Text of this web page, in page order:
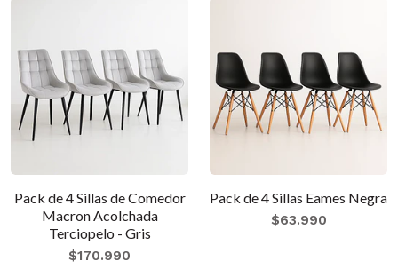
Pack de 4 Sillas de Comedor
Macron Acolchada
Terciopelo - Gris
$170.990
Pack de 4 Sillas Eames Negra
$63.990